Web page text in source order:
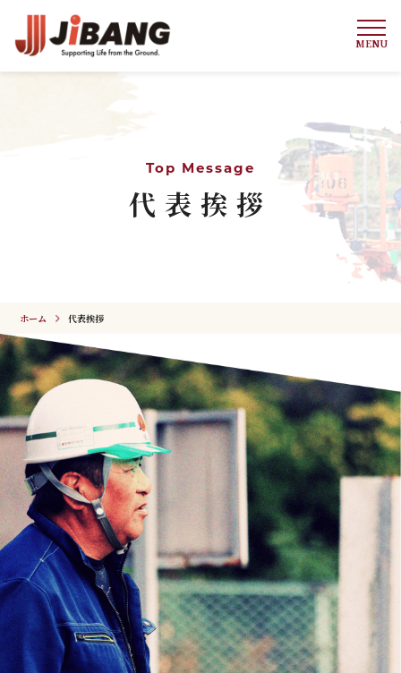
MENU
Top Message
代表挨拶
ホーム 代表挨拶